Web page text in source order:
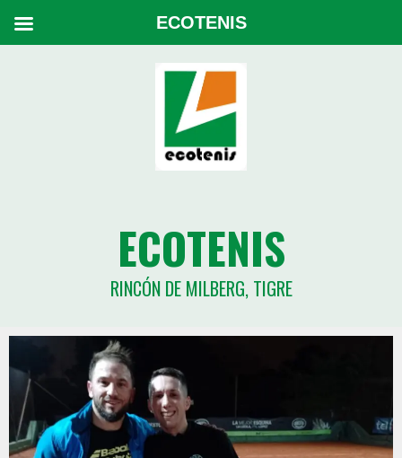
ECOTENIS
RINCÓN DE MILBERG, TIGRE
ECOTENIS